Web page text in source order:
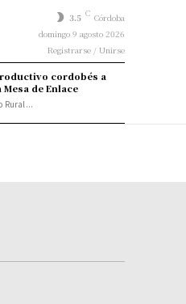
3.5 C Córdoba
domingo 9 agosto 2026
Registrarse / Unirse
cordobés a
de Enlace
Rural...